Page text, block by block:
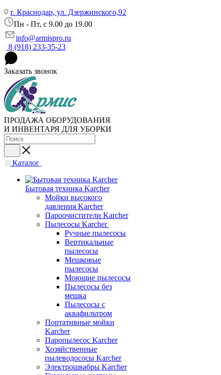
г. Краснодар, ул. Дзержинского,92
Пн - Пт, c 9.00 до 19.00
info@armispro.ru
8 (918) 233-35-23
Заказать звонок
ПРОДАЖА ОБОРУДОВАНИЯ
И ИНВЕНТАРЯ ДЛЯ УБОРКИ
Каталог
Бытовая техника Karcher
Мойки высокого
давления Karcher
Пароочистители Karcher
Пылесосы Karcher
Ручные пылесосы
Вертикальные
пылесосы
Мешковые
пылесосы
Моющие пылесосы
Пылесосы без
мешка
Пылесосы с
аквафильтром
Портативные мойки
Karcher
Паропылесос Karcher
Хозяйственные
пылеводососы Karcher
Электрошвабры Karcher